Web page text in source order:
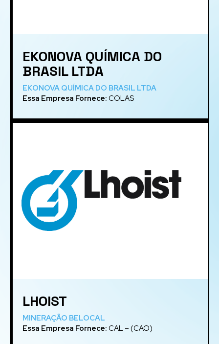
EKONOVA QUÍMICA DO
BRASIL LTDA
EKONOVA QUÍMICA DO BRASIL LTDA
Essa Empresa Fornece: COLAS
LHOIST
MINERAÇÃO BELOCAL
Essa Empresa Fornece: CAL – (CAO)